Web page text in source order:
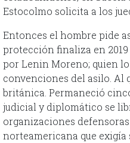
Estocolmo solicita a los
Entonces el hombre pide
protección finaliza en 2019
por Lenin Moreno; quien
convenciones del asilo. Al
británica. Permaneció
judicial y diplomático se
organizaciones
norteamericana que exigía